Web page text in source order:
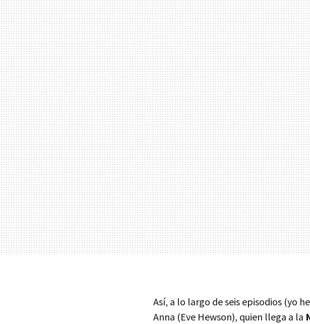
Así, a lo largo de seis episodios (yo
Anna (Eve Hewson), quien llega a la